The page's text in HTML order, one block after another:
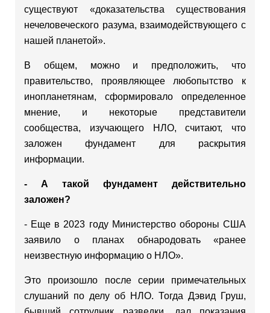
существуют «доказательства существования
нечеловеческого разума, взаимодействующего с
нашей планетой».
В общем, можно и предположить, что
правительство, проявляющее любопытство к
инопланетянам, сформировало определенное
мнение, и некоторые представители
сообщества, изучающего НЛО, считают, что
заложен фундамент для раскрытия
информации.
- А такой фундамент действительно
заложен?
- Еще в 2023 году Министерство обороны США
заявило о планах обнародовать «ранее
неизвестную информацию о НЛО».
Это произошло после серии примечательных
слушаний по делу об НЛО. Тогда Дэвид Груш,